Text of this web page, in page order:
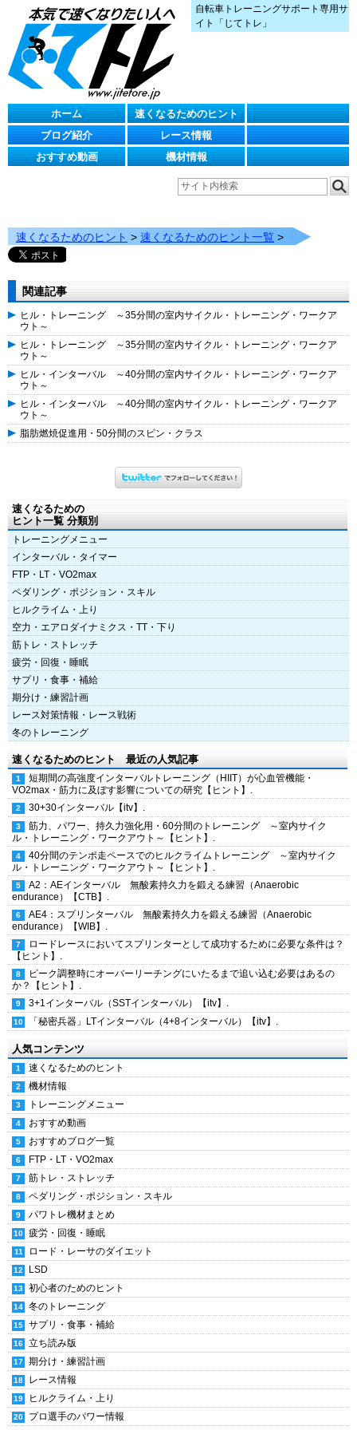
自転車トレーニングサポート専用サ
イト「じてトレ」
ホーム
速くなるためのヒント
ブログ紹介
レース情報
おすすめ動画
機材情報
速くなるためのヒント > 速くなるためのヒント一覧 >
関連記事
ヒル・トレーニング ～35分間の室内サイクル・トレーニング・ワークア
ウト～
ヒル・トレーニング ～35分間の室内サイクル・トレーニング・ワークア
ウト～
ヒル・インターバル ～40分間の室内サイクル・トレーニング・ワークア
ウト～
ヒル・インターバル ～40分間の室内サイクル・トレーニング・ワークア
ウト～
脂肪燃焼促進用・50分間のスピン・クラス
速くなるための
ヒント一覧 分類別
トレーニングメニュー
インターバル・タイマー
FTP・LT・VO2max
ペダリング・ポジション・スキル
ヒルクライム・上り
空力・エアロダイナミクス・TT・下り
筋トレ・ストレッチ
疲労・回復・睡眠
サプリ・食事・補給
期分け・練習計画
レース対策情報・レース戦術
冬のトレーニング
速くなるためのヒント 最近の人気記事
短期間の高強度インターバルトレーニング（HIIT）が心血管機能・
VO2max・筋力に及ぼす影響についての研究【ヒント】.
30+30インターバル【itv】.
筋力、パワー、持久力強化用・60分間のトレーニング ～室内サイク
ル・トレーニング・ワークアウト～【ヒント】.
40分間のテンポ走ペースでのヒルクライムトレーニング ～室内サイク
ル・トレーニング・ワークアウト～【ヒント】.
A2：AEインターバル 無酸素持久力を鍛える練習（Anaerobic
endurance）【CTB】.
AE4：スプリンターバル 無酸素持久力を鍛える練習（Anaerobic
endurance）【WIB】.
ロードレースにおいてスプリンターとして成功するために必要な条件は？
【ヒント】.
ピーク調整時にオーバーリーチングにいたるまで追い込む必要はあるの
か？【ヒント】.
3+1インターバル（SSTインターバル）【itv】.
「秘密兵器」LTインターバル（4+8インターバル）【itv】.
人気コンテンツ
速くなるためのヒント
機材情報
トレーニングメニュー
おすすめ動画
おすすめブログ一覧
FTP・LT・VO2max
筋トレ・ストレッチ
ペダリング・ポジション・スキル
パワトレ機材まとめ
疲労・回復・睡眠
ロード・レーサのダイエット
LSD
初心者のためのヒント
冬のトレーニング
サプリ・食事・補給
立ち読み版
期分け・練習計画
レース情報
ヒルクライム・上り
プロ選手のパワー情報